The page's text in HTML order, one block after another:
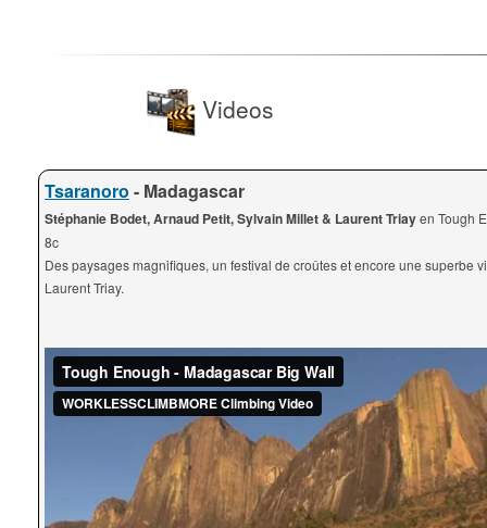
Videos
Tsaranoro - Madagascar
Stéphanie Bodet, Arnaud Petit, Sylvain Millet & Laurent Triayen Tough
8c
Des paysages magnifiques, un festival de croûtes et encore une superbe
Laurent Triay.